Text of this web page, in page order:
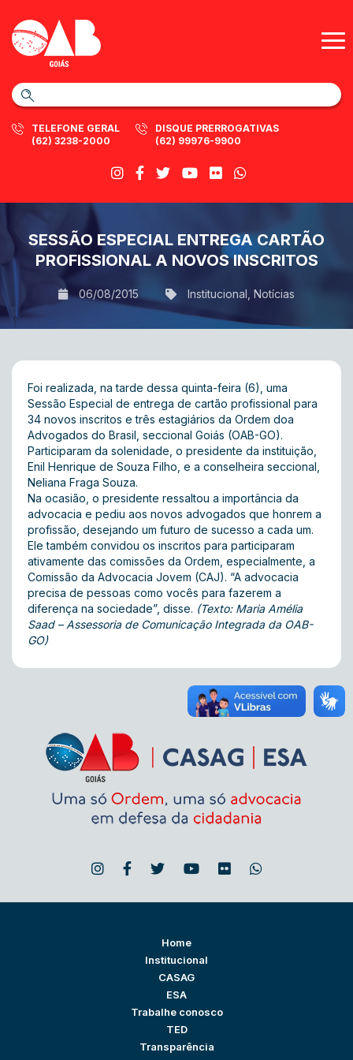
TELEFONE GERAL
(62) 3238-2000
DISQUE PRERROGATIVAS
(62) 99976-9900
SESSÃO ESPECIAL ENTREGA CARTÃO
PROFISSIONAL A NOVOS INSCRITOS
06/08/2015 Institucional Notícias
Foi realizada, na tarde dessa quinta-feira (6), uma
Sessão Especial de entrega de cartão profissional para
34 novos inscritos e três estagiários da Ordem doa
Advogados do Brasil, seccional Goiás (OAB-GO).
Participaram da solenidade, o presidente da instituição,
Enil Henrique de Souza Filho, e a conselheira seccional,
Neliana Fraga Souza.
Na ocasião, o presidente ressaltou a importância da
advocacia e pediu aos novos advogados que honrem a
profissão, desejando um futuro de sucesso a cada um.
Ele também convidou os inscritos para participaram
ativamente das comissões da Ordem, especialmente, a
Comissão da Advocacia Jovem (CAJ). “A advocacia
precisa de pessoas como vocês para fazerem a
diferença na sociedade”, disse. (Texto: Maria Amélia
Saad – Assessoria de Comunicação Integrada da OAB-
GO)
Home
Institucional
CASAG
ESA
Trabalhe conosco
TED
Transparência